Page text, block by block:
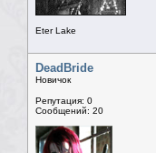
Eter Lake
DeadBride
Новичок
Репутация: 0
Сообщений: 20